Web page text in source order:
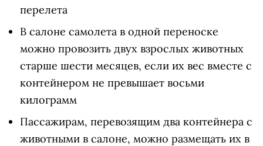
перелета
В салоне самолета в одной переноске
можно провозить двух взрослых животных
старше шести месяцев, если их вес вместе с
контейнером не превышает восьми
килограмм
Пассажирам, перевозящим два контейнера с
животными в салоне, можно размещать их в